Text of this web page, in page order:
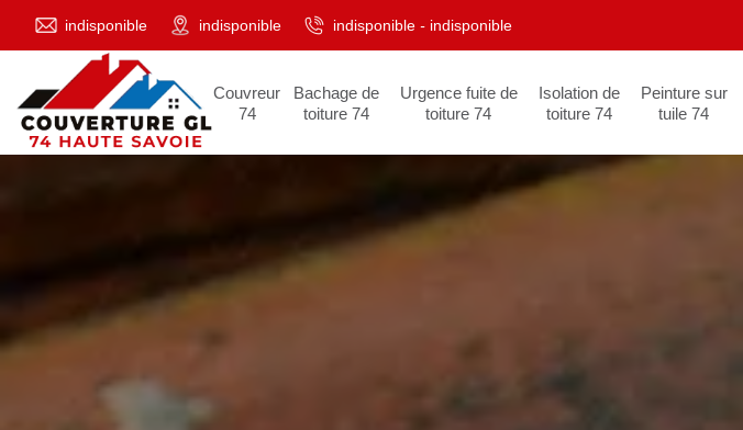
indisponible indisponible indisponible - indisponible
Couvreur
74
Bachage de
toiture 74
Urgence fuite de
toiture 74
Isolation de
toiture 74
Peinture sur
tuile 74